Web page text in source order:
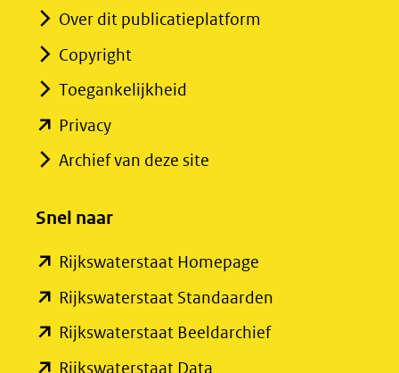
Over dit publicatieplatform
Copyright
Toegankelijkheid
Privacy(opent
in
venster)
naar
een
andere
Archief van deze site
Snel naar
Rijkswaterstaat Homepage
in
Rijkswaterstaat Standaarden
Rijkswaterstaat Beeldarchief(opent
Rijkswaterstaat Data